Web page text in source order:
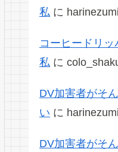
私 に
コーヒードリッ
私 に
DV加害者がそ
い に
DV加害者がそ